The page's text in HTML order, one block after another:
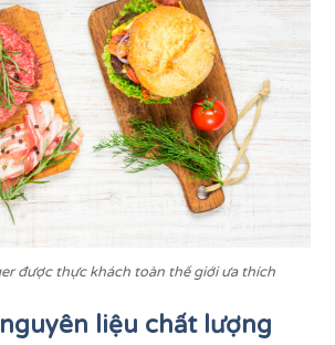
được thực khách toàn thế giới ưa thích
liệu chất lượng